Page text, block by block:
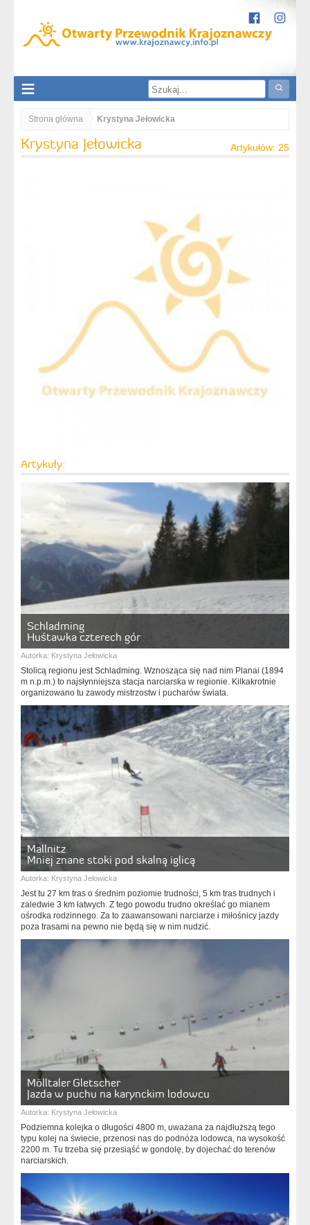
Strona główna Krystyna Jełowicka
Krystyna Jełowicka Artykułów: 25
Artykuły:
Schladming
Huśtawka czterech gór
Autorka: Krystyna Jełowicka
Stolicą regionu jest Schladming. Wznosząca się nad nim Planai (1894
m n.p.m.) to najsłynniejsza stacja narciarska w regionie. Kilkakrotnie
organizowano tu zawody mistrzostw i pucharów świata.
Mallnitz
Mniej znane stoki pod skalną iglicą
Autorka: Krystyna Jełowicka
Jest tu 27 km tras o średnim poziomie trudności, 5 km tras trudnych i
zaledwie 3 km łatwych. Z tego powodu trudno określać go mianem
ośrodka rodzinnego. Za to zaawansowani narciarze i miłośnicy jazdy
poza trasami na pewno nie będą się w nim nudzić.
Mölltaler Gletscher
Jazda w puchu na karynckim lodowcu
Autorka: Krystyna Jełowicka
Podziemna kolejka o długości 4800 m, uważana za najdłuższą tego
typu kolej na świecie, przenosi nas do podnóża lodowca, na wysokość
2200 m. Tu trzeba się przesiąść w gondolę, by dojechać do terenów
narciarskich.